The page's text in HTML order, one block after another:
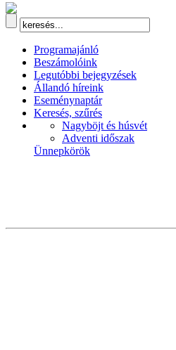
Programajánló
Beszámolóink
Legutóbbi bejegyzések
Állandó híreink
Eseménynaptár
Keresés, szűrés
Nagyböjt és húsvét
Adventi időszak
Ünnepkörök